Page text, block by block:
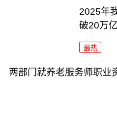
2025年
破20万
最热
两部门就养老服务师职业